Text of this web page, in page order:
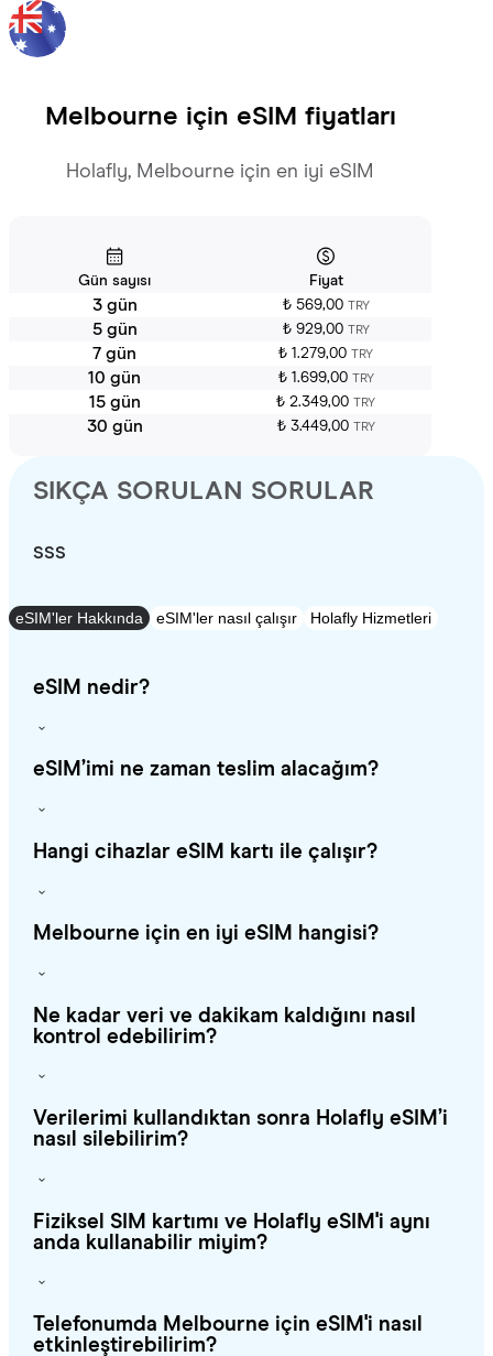
Melbourne için eSIM fiyatları
Holafly, Melbourne için en iyi eSIM
Gün sayısı Fiyat
3 gün ₺ 569,00 TRY
5 gün ₺ 929,00 TRY
7 gün ₺ 1.279,00 TRY
10 gün ₺ 1.699,00 TRY
15 gün ₺ 2.349,00 TRY
30 gün ₺ 3.449,00 TRY
SIKÇA SORULAN SORULAR
SSS
eSIM'ler Hakkında eSIM'ler nasıl çalışır Holafly Hizmetleri
eSIM nedir?
eSIM’imi ne zaman teslim alacağım?
Hangi cihazlar eSIM kartı ile çalışır?
Melbourne için en iyi eSIM hangisi?
Ne kadar veri ve dakikam kaldığını nasıl
kontrol edebilirim?
Verilerimi kullandıktan sonra Holafly eSIM’i
nasıl silebilirim?
Fiziksel SIM kartımı ve Holafly eSIM'i aynı
anda kullanabilir miyim?
Telefonumda Melbourne için eSIM'i nasıl
etkinleştirebilirim?